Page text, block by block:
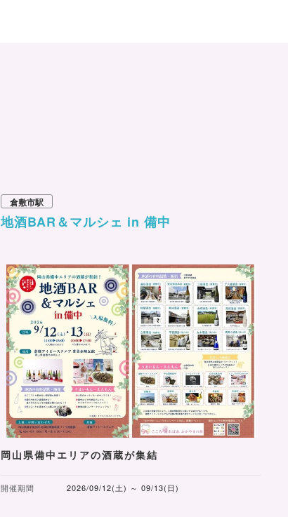
倉敷市駅
地酒BAR＆マルシェ in 備中
岡山県備中エリアの酒蔵が集結
開催期間 2026/09/12(土) ～ 09/13(日)